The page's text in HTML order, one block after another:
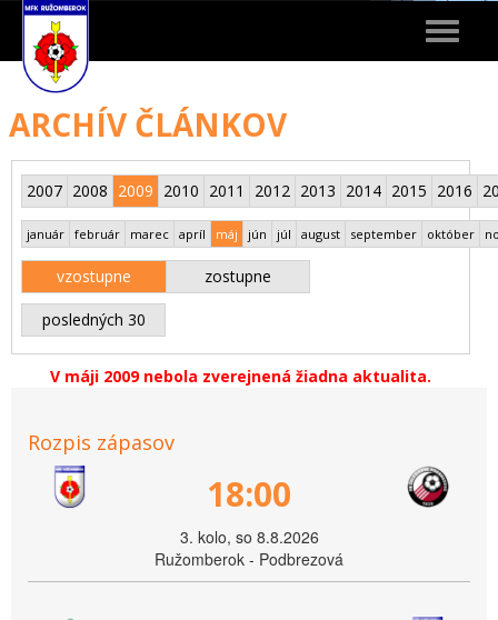
Toggle
ARCHÍV ČLÁNKOV
2007 2008 2009 2010 2011 2012 2013 2014 2015 2016
január február marec apríl máj jún júl august september október
vzostupne zostupne
posledných 30
V máji 2009 nebola zverejnená žiadna aktualita.
Rozpis zápasov
18:00
3. kolo, so 8.8.2026
Ružomberok - Podbrezová